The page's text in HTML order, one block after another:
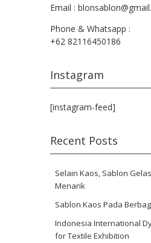
Email :
Phone & Whatsapp :
+62 82116450186
Instagram
[instagram-feed]
Recent Posts
Selain Kaos, Sablon
Menarik
Sablon Kaos Pada
Indonesia International
for Textile Exhibition